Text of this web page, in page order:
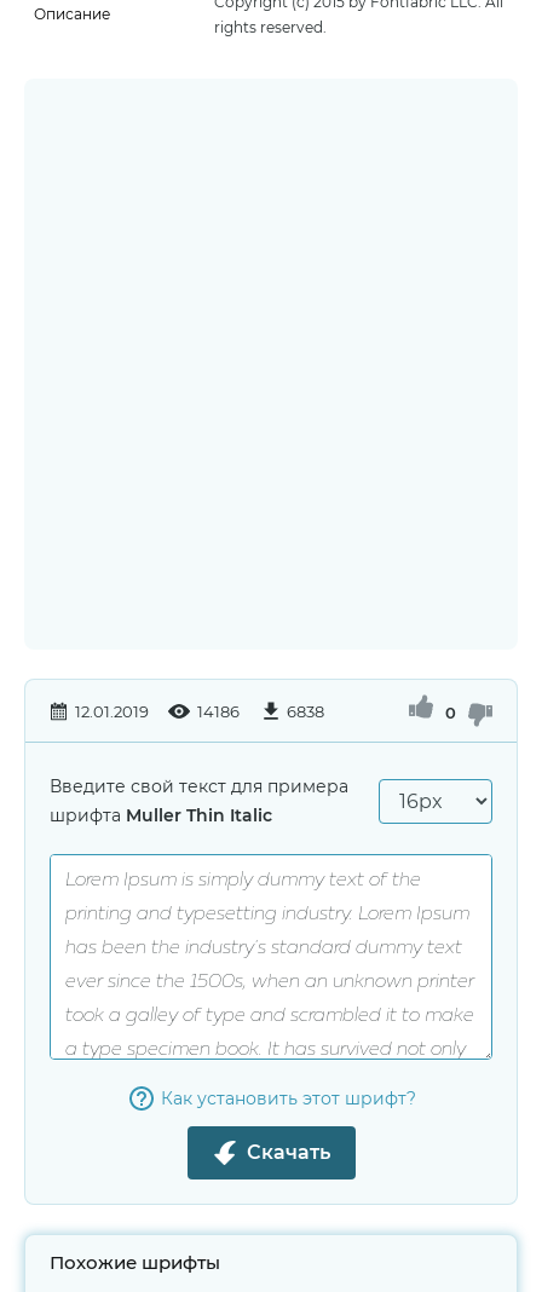
Описание
rights reserved.
12.01.2019 14186 6838 0
Введите свой текст для примера
шрифта Muller Thin Italic
Как установить этот шрифт?
Скачать
Похожие шрифты